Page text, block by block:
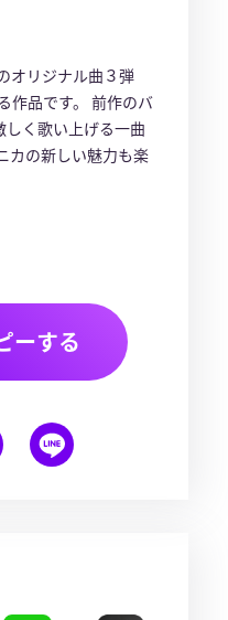
オリジナル曲３弾
作品です。 前作のバ
しく歌い上げる一曲
カの新しい魅力も楽
ーする